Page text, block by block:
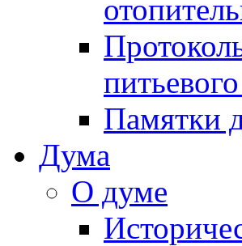
Памятки
Дума
О думе